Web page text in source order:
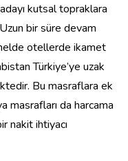
kutsal topraklara
bir süre devam
otellerde ikamet
Türkiye’ye uzak
Bu masraflara ek
masrafları da harcama
nakit ihtiyacı